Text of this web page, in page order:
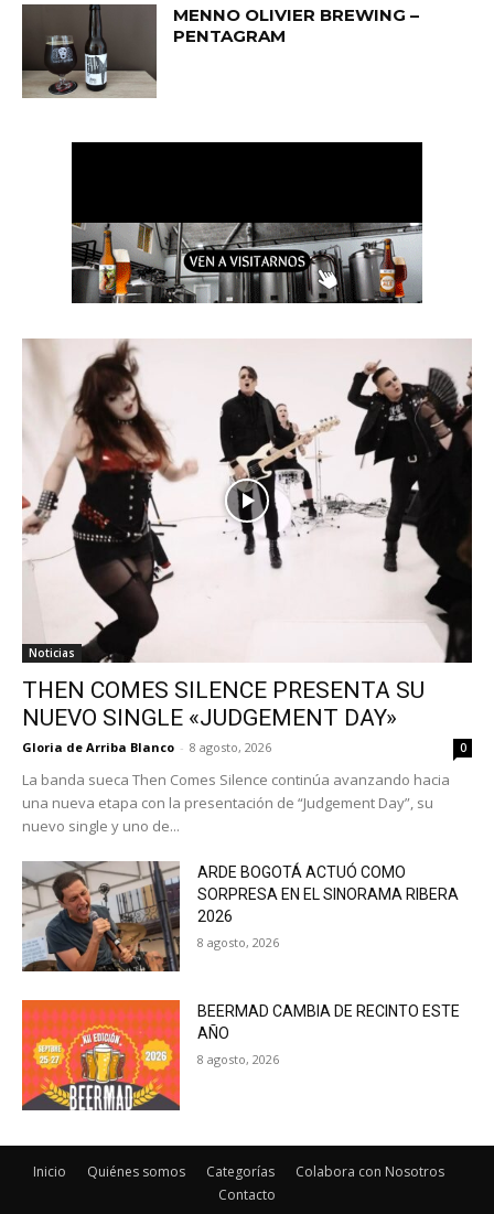
MENNO OLIVIER BREWING –
PENTAGRAM
Noticias
THEN COMES SILENCE PRESENTA SU
NUEVO SINGLE «JUDGEMENT DAY»
Gloria de Arriba Blanco - 8 agosto, 2026 0
La banda sueca Then Comes Silence continúa avanzando hacia
una nueva etapa con la presentación de “Judgement Day”, su
nuevo single y uno de...
ARDE BOGOTÁ ACTUÓ COMO
SORPRESA EN EL SINORAMA RIBERA
2026
8 agosto, 2026
BEERMAD CAMBIA DE RECINTO ESTE
AÑO
8 agosto, 2026
Inicio Quiénes somos Categorías
Colabora con Nosotros
Contacto